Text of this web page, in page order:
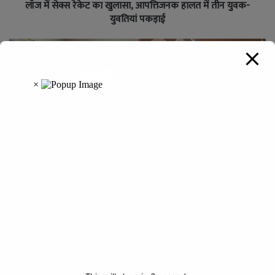
लॉज में सेक्स रेकेट का खुलासा, आपत्तिजनक हालत में तीन युवक-
युवतियां पकड़ाई